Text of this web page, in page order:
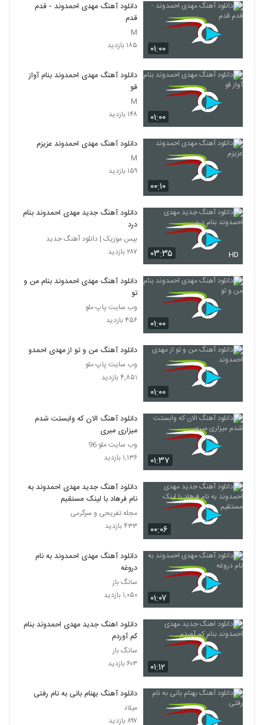
۰۱:۰۰
دانلود آهنگ مهدی احمدوند - قدم
قدم
M
۱۸۵ بازدید
۰۱:۰۰
دانلود آهنگ مهدی احمدوند بنام آواز
قو
M
۱۴۸ بازدید
۰۰:۱۰
دانلود آهنگ مهدی احمدوند عزیزم
M
۱۵۹ بازدید
۰۳:۳۵ HD
دانلود آهنگ جدید مهدی احمدوند بنام
درد
بیس موزیک | دانلود آهنگ جدید
۲۸۷ بازدید
۰۱:۰۰
دانلود آهنگ مهدی احمدوند بنام من و
تو
وب سایت پاپ ملو
۴۵۶ بازدید
۰۱:۰۰
دانلود آهنگ من و تو از مهدی احمدوند
وب سایت پاپ ملو
۴,۸۵۱ بازدید
۰۱:۳۷
دانلود آهنگ الان که وابستت شدم
میزاری میری
وب سایت ملو 96
۱,۱۳۶ بازدید
۰۰:۰۶
دانلود آهنگ جدید مهدی احمدوند به
نام فرهاد با لینک مستقیم
مجله تفریحی و سرگرمی
۴۳۳ بازدید
۰۱:۰۷
دانلود آهنگ مهدی احمدوند به نام
دروغه
سانگ باز
۱,۰۵۰ بازدید
۰۱:۱۲
دانلود اهنگ جدید مهدی احمدوند بنام
کم آوردم
سانگ باز
۶۰۳ بازدید
دانلود آهنگ بهنام بانی به نام رفتی
میلاد
۸۹۷ بازدید